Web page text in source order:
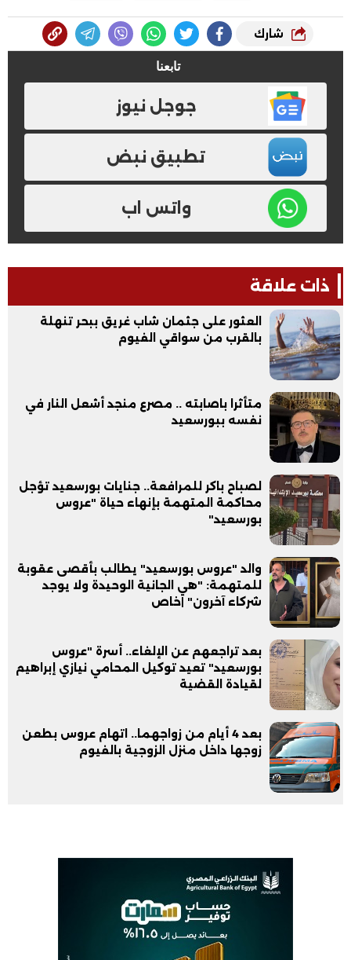
شارك
تابعنا
جوجل نيوز
تطبيق نبض
واتس اب
ذات علاقة
العثور على جثمان شاب غريق ببحر تنهلة
بالقرب من سواقي الفيوم
متأثرا باصابته .. مصرع منجد أشعل النار في
نفسه ببورسعيد
لصباح باكر للمرافعة.. جنايات بورسعيد تؤجل
محاكمة المتهمة بإنهاء حياة "عروس
بورسعيد"
والد "عروس بورسعيد" يطالب بأقصى عقوبة
للمتهمة: "هي الجانية الوحيدة ولا يوجد
شركاء آخرون" |خاص
بعد تراجعهم عن الإلغاء.. أسرة "عروس
بورسعيد" تعيد توكيل المحامي نيازي إبراهيم
لقيادة القضية
بعد 4 أيام من زواجهما.. اتهام عروس بطعن
زوجها داخل منزل الزوجية بالفيوم